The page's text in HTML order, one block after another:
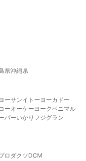
県沖縄県
ーサンイトーヨーカドー
ーオーケー ヨークベニマル
パーいかり フジグラン
ロダクツDCM